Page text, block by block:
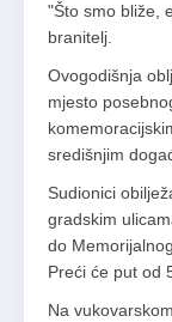
"Što smo bliže,
branitelj.
Ovogodišnja
mjesto
središnjim
Sudionici
gradskim
do
Preći će put od
Na